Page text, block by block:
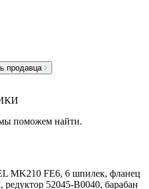
продавца
поможем найти.
MK210 FE6, 6 шпилек, фланец
52045-B0040, барабан